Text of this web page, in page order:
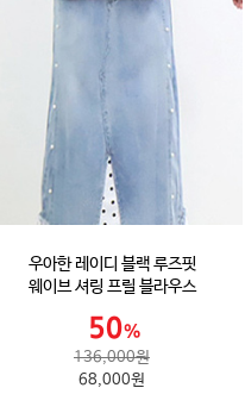
우아한 레이디 블랙 루즈핏
웨이브 셔링 프릴 블라우스
136,000원
68,000원